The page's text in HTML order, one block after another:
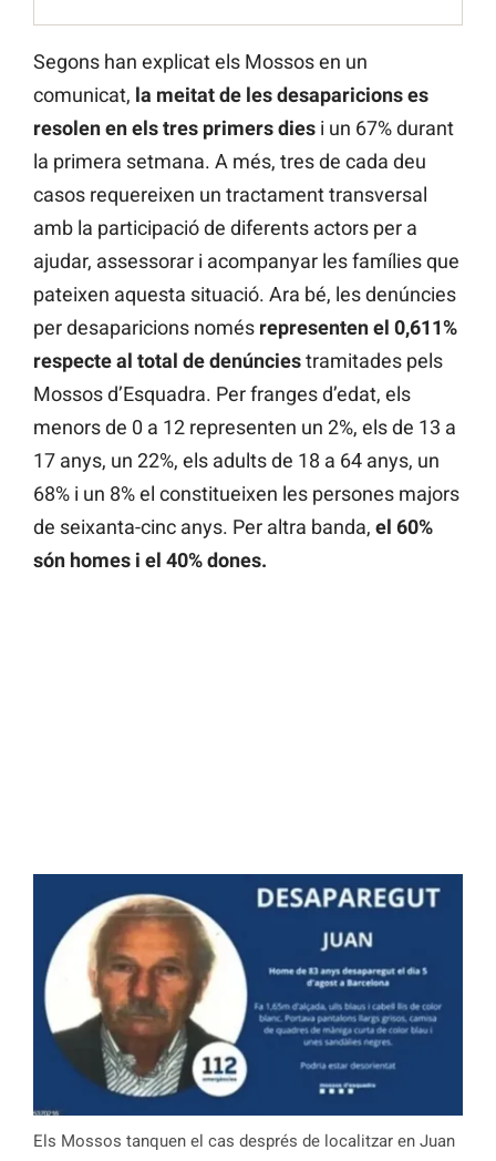
Segons han explicat els Mossos en un
comunicat, la meitat de les desaparicions es
resolen en els tres primers dies i un 67% durant
la primera setmana. A més, tres de cada deu
casos requereixen un tractament transversal
amb la participació de diferents actors per a
ajudar, assessorar i acompanyar les famílies que
pateixen aquesta situació. Ara bé, les denúncies
per desaparicions només representen el 0,611%
respecte al total de denúnciestramitades pels
Mossos d’Esquadra. Per franges d’edat, els
menors de 0 a 12 representen un 2%, els de 13 a
17 anys, un 22%, els adults de 18 a 64 anys, un
68% i un 8% el constitueixen les persones majors
de seixanta-cinc anys. Per altra banda, el 60%
són homes i el 40% dones.
Els Mossos tanquen el cas després de localitzar en Juan